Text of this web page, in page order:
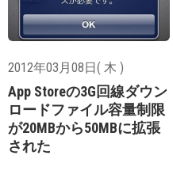
2012年03月08日( 木 )
App Storeの3G回線ダウン
ロードファイル容量制限
が20MBから50MBに拡張
された